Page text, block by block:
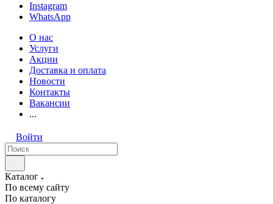
Instagram
WhatsApp
О нас
Услуги
Акции
Доставка и оплата
Новости
Контакты
Вакансии
...
Войти
Каталог
По всему сайту
По каталогу